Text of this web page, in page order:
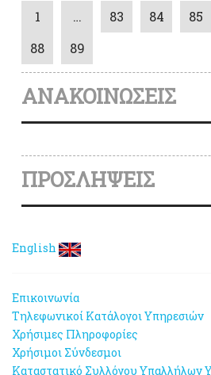
1 … 83 84 85
88
89
ΑΝΑΚΟΙΝΩΣΕΙΣ
ΠΡΟΣΛΗΨΕΙΣ
English
Επικοινωνία
Τηλεφωνικοί Κατάλογοι Υπηρεσιών
Χρήσιμες Πληροφορίες
Χρήσιμοι Σύνδεσμοι
Καταστατικό Συλλόγου Υπαλλήλων